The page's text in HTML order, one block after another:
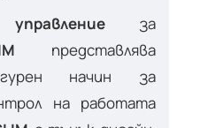
за
представлява
начин за
на работата